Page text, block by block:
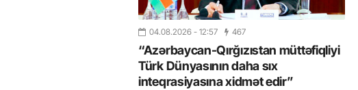
04.08.2026 - 12:57 467
“Azərbaycan-Qırğızıstan müttəfiqliyi
Türk Dünyasının daha sıx
inteqrasiyasına xidmət edir”